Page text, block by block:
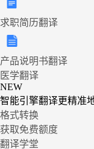
求职简历翻译
产品说明书翻译
医学翻译
NEW
智能引擎翻译更精准
格式转换
获取免费额度
翻译学堂